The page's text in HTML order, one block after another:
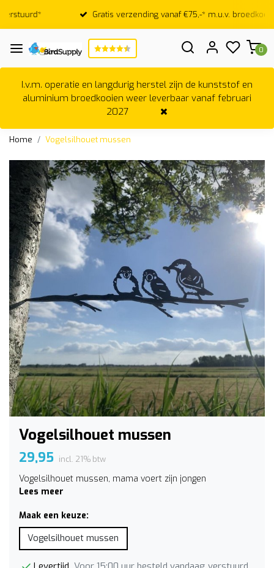
Gratis verzending vanaf €75,-* m.u.v. broedkooien
0
I.v.m. operatie en langdurig herstel zijn de kunststof en
aluminium broedkooien weer leverbaar vanaf februari
2027
Home Vogelsilhouet mussen
Vogelsilhouet mussen
29,95 incl. 21% btw
Vogelsilhouet mussen, mama voert zijn jongen
Lees meer
Maak een keuze:
Vogelsilhouet mussen